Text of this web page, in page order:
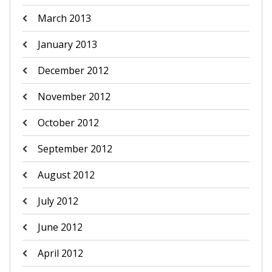
March 2013
January 2013
December 2012
November 2012
October 2012
September 2012
August 2012
July 2012
June 2012
April 2012